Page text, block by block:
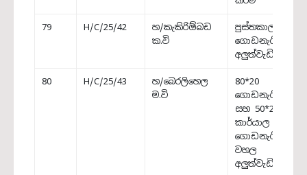
79 H/C/25/42
හ/කැකිරිඕබඩ
ක.වි
පුස්තකාල
ගොඩනැගිල්ල
අලුත්වැඩියාව
80 H/C/25/43
හ/බෙරලිහෙල
ම.වි
80*20
ගොඩනැගිල්ල
සහ 50*25
කාර්යාල
ගොඩනැගිල්ල
වහල
අලුත්වැඩියාව